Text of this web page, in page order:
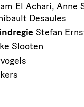
El Achari, Anne
Desaules
Stefan
Slooten